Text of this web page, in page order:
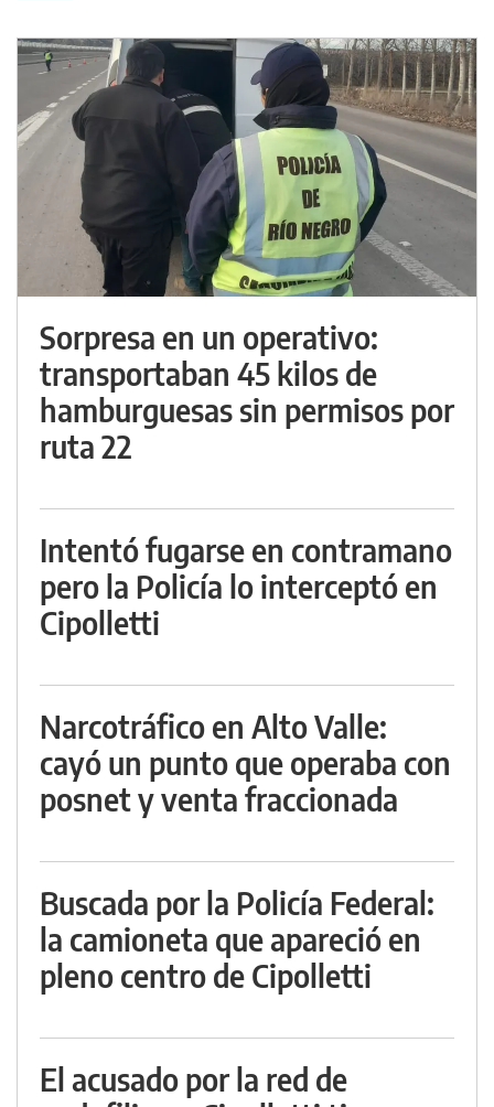
Sorpresa en un operativo:
transportaban 45 kilos de
hamburguesas sin permisos por
ruta 22
Intentó fugarse en contramano
pero la Policía lo interceptó en
Cipolletti
Narcotráfico en Alto Valle:
cayó un punto que operaba con
posnet y venta fraccionada
Buscada por la Policía Federal:
la camioneta que apareció en
pleno centro de Cipolletti
El acusado por la red de